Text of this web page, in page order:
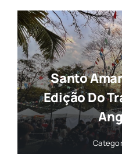
Santo
Edição Do